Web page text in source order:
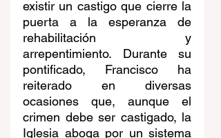
existir un castigo que cierre la
puerta a la esperanza de
rehabilitación y
arrepentimiento. Durante su
pontificado, Francisco ha
reiterado en diversas
ocasiones que, aunque el
crimen debe ser castigado, la
Iglesia aboga por un sistema